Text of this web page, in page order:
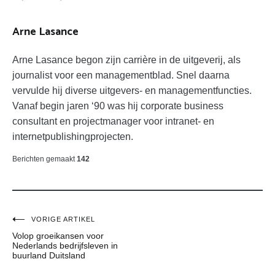
Arne Lasance
Arne Lasance begon zijn carrière in de uitgeverij, als
journalist voor een managementblad. Snel daarna
vervulde hij diverse uitgevers- en managementfuncties.
Vanaf begin jaren ‘90 was hij corporate business
consultant en projectmanager voor intranet- en
internetpublishingprojecten.
Berichten gemaakt 142
Bericht
navigatie
VORIGE ARTIKEL
Volop groeikansen voor
Nederlands bedrijfsleven in
buurland Duitsland